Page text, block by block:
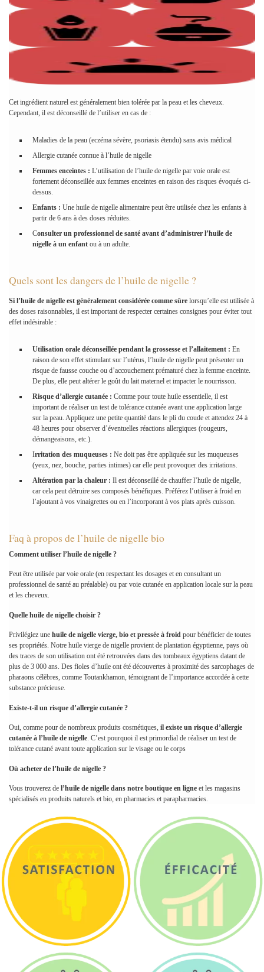
Cet ingrédient naturel est généralement bien tolérée par la peau et les cheveux.
Cependant, il est déconseillé de l’utiliser en cas de :
Maladies de la peau (eczéma sévère, psoriasis étendu) sans avis médical
Allergie cutanée connue à l’huile de nigelle
Femmes enceintes : L’utilisation de l’huile de nigelle par voie orale est
fortement déconseillée aux femmes enceintes en raison des risques évoqués ci-
dessus.
Enfants : Une huile de nigelle alimentaire peut être utilisée chez les enfants à
partir de 6 ans à des doses réduites.
Consulter un professionnel de santé avant d’administrer l’huile de
nigelle à un enfant ou à un adulte.
Quels sont les dangers de l’huile de nigelle ?
Si l’huile de nigelle est généralement considérée comme sûre lorsqu’elle est utilisée à
des doses raisonnables, il est important de respecter certaines consignes pour éviter tout
effet indésirable :
Utilisation orale déconseillée pendant la grossesse et l’allaitement : En
raison de son effet stimulant sur l’utérus, l’huile de nigelle peut présenter un
risque de fausse couche ou d’accouchement prématuré chez la femme enceinte.
De plus, elle peut altérer le goût du lait maternel et impacter le nourrisson.
Risque d’allergie cutanée : Comme pour toute huile essentielle, il est
important de réaliser un test de tolérance cutanée avant une application large
sur la peau. Appliquez une petite quantité dans le pli du coude et attendez 24 à
48 heures pour observer d’éventuelles réactions allergiques (rougeurs,
démangeaisons, etc.).
Irritation des muqueuses : Ne doit pas être appliquée sur les muqueuses
(yeux, nez, bouche, parties intimes) car elle peut provoquer des irritations.
Altération par la chaleur : Il est déconseillé de chauffer l’huile de nigelle,
car cela peut détruire ses composés bénéfiques. Préférez l’utiliser à froid en
l’ajoutant à vos vinaigrettes ou en l’incorporant à vos plats après cuisson.
Faq à propos de l’huile de nigelle bio
Comment utiliser l’huile de nigelle ?
Peut être utilisée par voie orale (en respectant les dosages et en consultant un
professionnel de santé au préalable) ou par voie cutanée en application locale sur la peau
et les cheveux.
Quelle huile de nigelle choisir ?
Privilégiez une huile de nigelle vierge, bio et pressée à froid pour bénéficier de toutes
ses propriétés. Notre huile vierge de nigelle provient de plantation égyptienne, pays où
des traces de son utilisation ont été retrouvées dans des tombeaux égyptiens datant de
plus de 3 000 ans. Des fioles d’huile ont été découvertes à proximité des sarcophages de
pharaons célèbres, comme Toutankhamon, témoignant de l’importance accordée à cette
substance précieuse.
Existe-t-il un risque d’allergie cutanée ?
Oui, comme pour de nombreux produits cosmétiques, il existe un risque d’allergie
cutanée à l’huile de nigelle . C’est pourquoi il est primordial de réaliser un test de
tolérance cutané avant toute application sur le visage ou le corps
Où acheter de l’huile de nigelle ?
Vous trouverez de l’huile de nigelle dans notre boutique en ligne et les magasins
spécialisés en produits naturels et bio, en pharmacies et parapharmacies.